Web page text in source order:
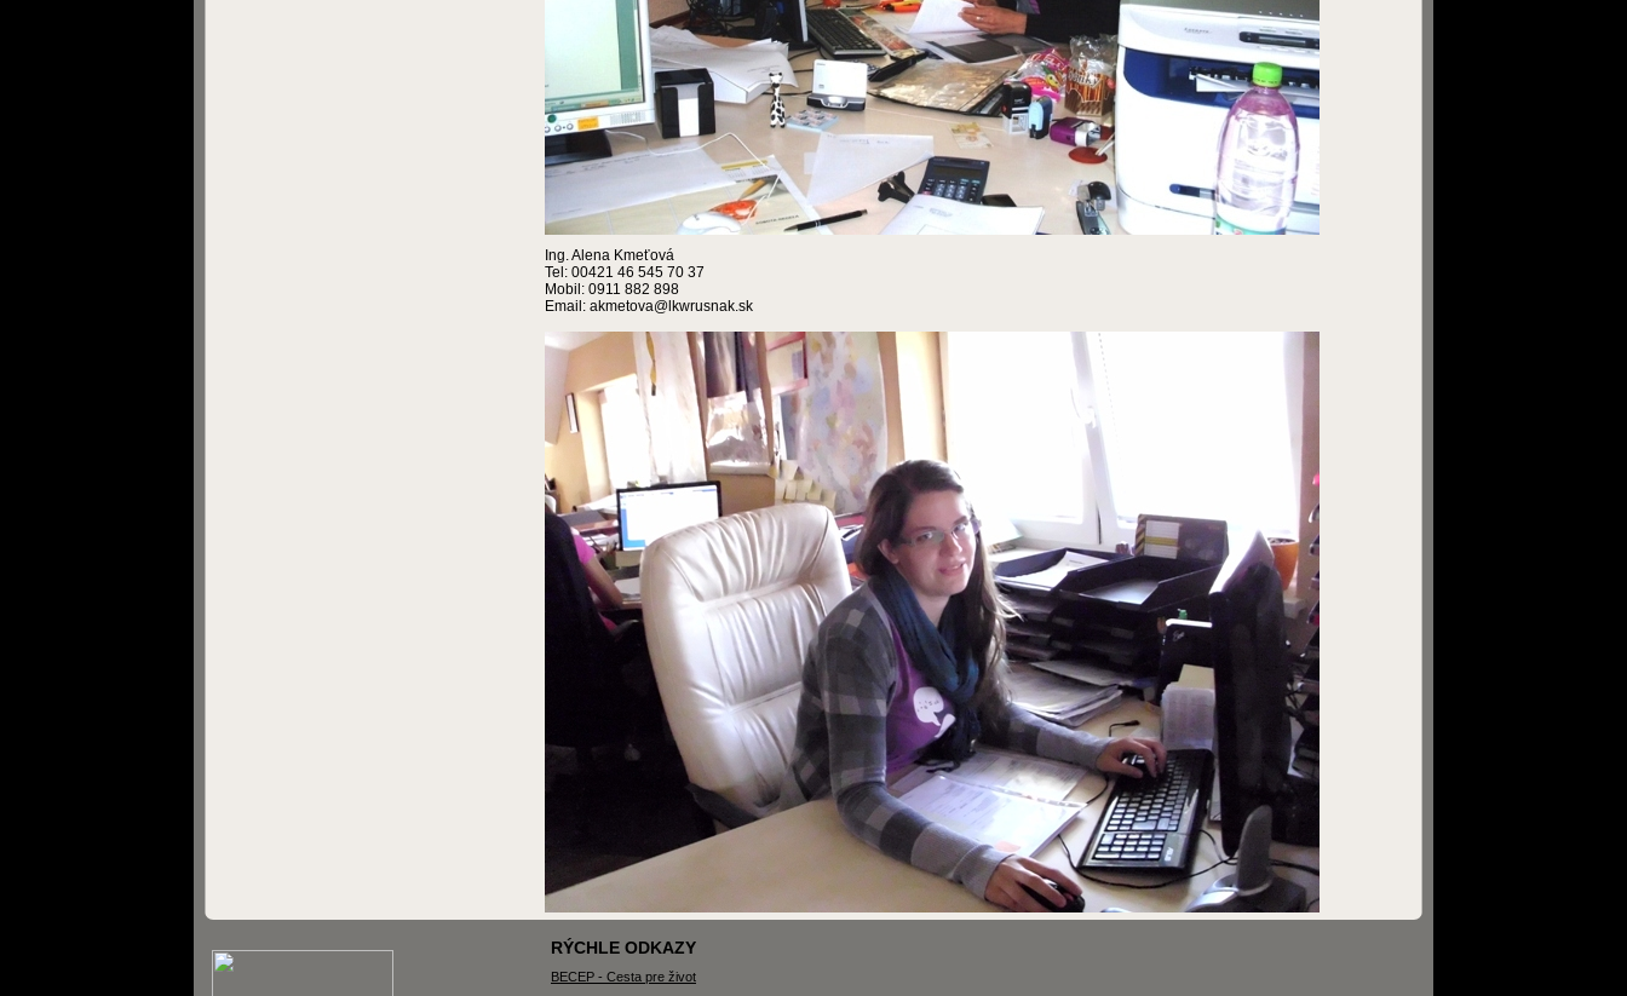
Ing. Alena Kmeťová
Tel: 00421 46 545 70 37
Mobil: 0911 882 898
Email: akmetova@lkwrusnak.sk
RÝCHLE ODKAZY
BECEP - Cesta pre život